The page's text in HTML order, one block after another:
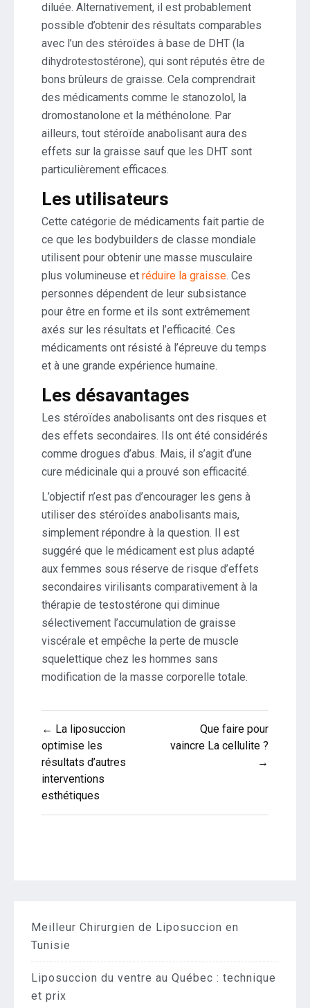
diluée. Alternativement, il est probablement
possible d’obtenir des résultats comparables
avec l’un des stéroïdes à base de DHT (la
dihydrotestostérone), qui sont réputés être de
bons brûleurs de graisse. Cela comprendrait
des médicaments comme le stanozolol, la
dromostanolone et la méthénolone. Par
ailleurs, tout stéroïde anabolisant aura des
effets sur la graisse sauf que les DHT sont
particulièrement efficaces.
Les utilisateurs
Cette catégorie de médicaments fait partie de
ce que les bodybuilders de classe mondiale
utilisent pour obtenir une masse musculaire
plus volumineuse et réduire la graisse. Ces
personnes dépendent de leur subsistance
pour être en forme et ils sont extrêmement
axés sur les résultats et l’efficacité. Ces
médicaments ont résisté à l’épreuve du temps
et à une grande expérience humaine.
Les désavantages
Les stéroïdes anabolisants ont des risques et
des effets secondaires. Ils ont été considérés
comme drogues d’abus. Mais, il s’agit d’une
cure médicinale qui a prouvé son efficacité.
L’objectif n’est pas d’encourager les gens à
utiliser des stéroïdes anabolisants mais,
simplement répondre à la question. Il est
suggéré que le médicament est plus adapté
aux femmes sous réserve de risque d’effets
secondaires virilisants comparativement à la
thérapie de testostérone qui diminue
sélectivement l’accumulation de graisse
viscérale et empêche la perte de muscle
squelettique chez les hommes sans
modification de la masse corporelle totale.
Navigation
de
l’article
← La liposuccion
optimise les
résultats d’autres
interventions
esthétiques
Que faire pour
vaincre La cellulite ?
→
Meilleur Chirurgien de Liposuccion en
Tunisie
Liposuccion du ventre au Québec : technique
et prix